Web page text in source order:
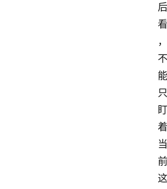
后
看
，
不
能
只
盯
着
当
前
这